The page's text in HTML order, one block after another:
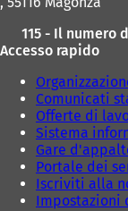
115 - Il numero
Accesso rapido
Comunicati
Offerte di
Sistema
Gare
Portale dei
Iscriviti alla
Impostazioni